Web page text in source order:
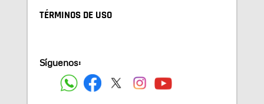
TÉRMINOS DE USO
Síguenos: